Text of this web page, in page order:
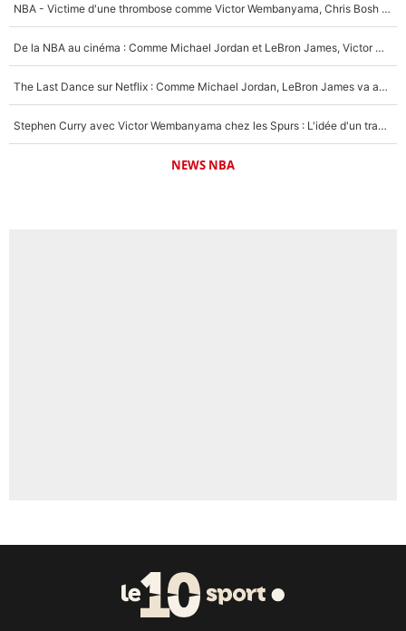
NBA - Victime d'une thrombose comme Victor Wembanyama, Chris Bosh prévient le Français des risques sur sa santé : «J’ai failli mourir sur le coup et j’ai été ramené à la vie»
De la NBA au cinéma : Comme Michael Jordan et LeBron James, Victor Wembanyama rêve d'une carrière d'acteur !
The Last Dance sur Netflix : Comme Michael Jordan, LeBron James va avoir le droit à sa série !
Stephen Curry avec Victor Wembanyama chez les Spurs : L'idée d'un trade historique est lancée en NBA !
NEWS NBA